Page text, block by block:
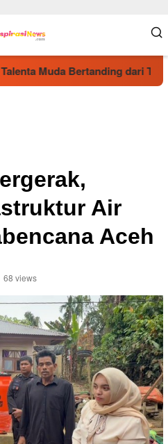
Muda Bertanding dari Tingkat
Air
Aceh
68 views